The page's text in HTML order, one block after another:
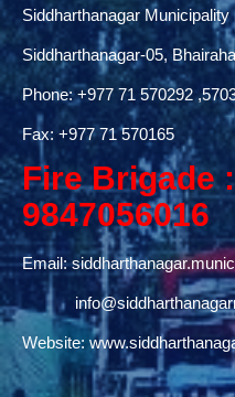
Siddharthanagar Municipality
Siddharthanagar-05,
Phone:+977 71 570292
Fax: +977 71 570165
Fire Brigade
9847056016
Email:
Website: